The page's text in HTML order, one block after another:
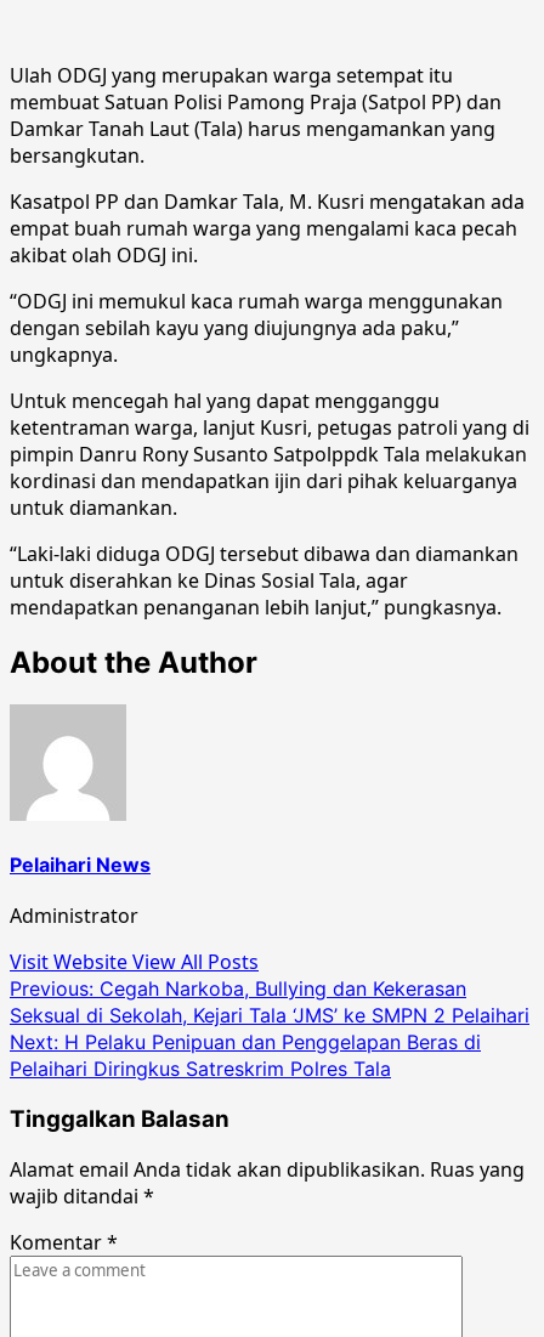
Ulah ODGJ yang merupakan warga setempat itu
membuat Satuan Polisi Pamong Praja (Satpol PP) dan
Damkar Tanah Laut (Tala) harus mengamankan yang
bersangkutan.
Kasatpol PP dan Damkar Tala, M. Kusri mengatakan ada
empat buah rumah warga yang mengalami kaca pecah
akibat olah ODGJ ini.
“ODGJ ini memukul kaca rumah warga menggunakan
dengan sebilah kayu yang diujungnya ada paku,”
ungkapnya.
Untuk mencegah hal yang dapat mengganggu
ketentraman warga, lanjut Kusri, petugas patroli yang di
pimpin Danru Rony Susanto Satpolppdk Tala melakukan
kordinasi dan mendapatkan ijin dari pihak keluarganya
untuk diamankan.
“Laki-laki diduga ODGJ tersebut dibawa dan diamankan
untuk diserahkan ke Dinas Sosial Tala, agar
mendapatkan penanganan lebih lanjut,” pungkasnya.
About the Author
Pelaihari News
Administrator
Visit WebsiteView All Posts
Post
navigation
Previous: Cegah Narkoba, Bullying dan Kekerasan
Seksual di Sekolah, Kejari Tala ‘JMS’ ke SMPN 2 Pelaihari
Next: H Pelaku Penipuan dan Penggelapan Beras di
Pelaihari Diringkus Satreskrim Polres Tala
Tinggalkan Balasan
Alamat email Anda tidak akan dipublikasikan. Ruas yang
wajib ditandai *
Komentar*